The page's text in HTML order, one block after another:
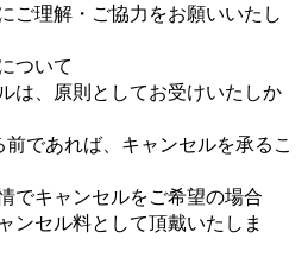
ご理解・ご協力をお願いいたし
ついて
は、原則としてお受けいたしか
であれば、キャンセルを承るこ
でキャンセルをご希望の場合
ンセル料として頂戴いたしま